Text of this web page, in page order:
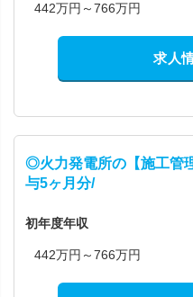
442万円～766万円
求人
◎火力発電所の【施工管
与5ヶ月分/
初年度年収
442万円～766万円